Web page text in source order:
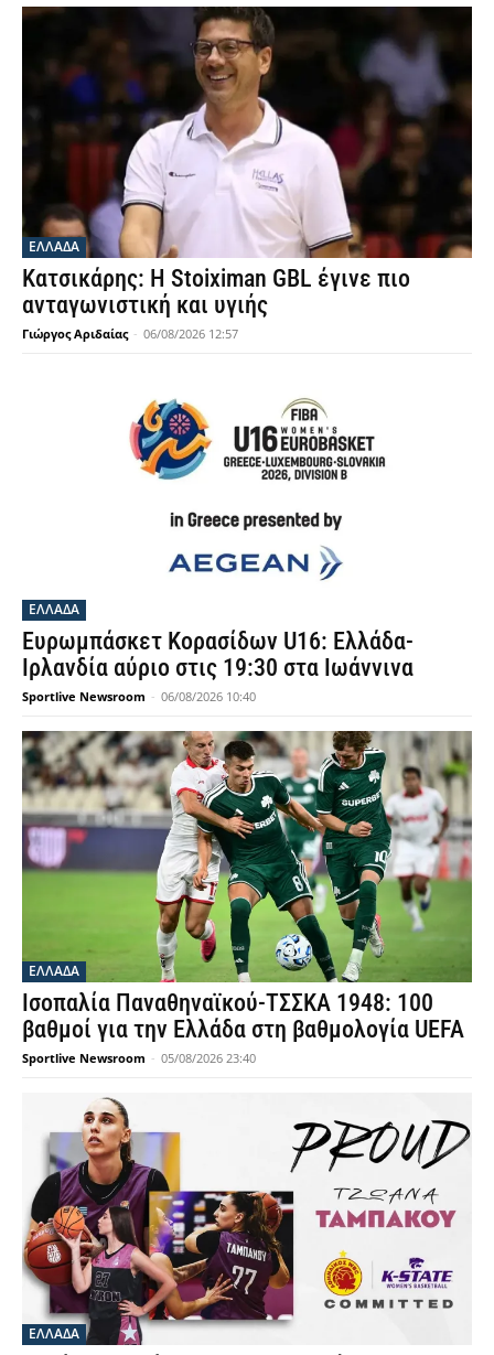
ΕΛΛΑΔΑ
Κατσικάρης: Η Stoiximan GBL έγινε πιο
ανταγωνιστική και υγιής
Γιώργος Αριδαίας - 06/08/2026 12:57
ΕΛΛΑΔΑ
Ευρωμπάσκετ Κορασίδων U16: Ελλάδα-
Ιρλανδία αύριο στις 19:30 στα Ιωάννινα
Sportlive Newsroom - 06/08/2026 10:40
ΕΛΛΑΔΑ
Ισοπαλία Παναθηναϊκού-ΤΣΣΚΑ 1948: 100
βαθμοί για την Ελλάδα στη βαθμολογία UEFA
Sportlive Newsroom - 05/08/2026 23:40
ΕΛΛΑΔΑ